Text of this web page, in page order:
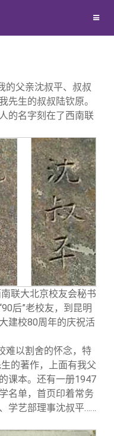
的父亲沈叔平、叔叔
先生的叔叔陆钦原。
的名字刻在了西南联
联大北京校友会秘书
后”老校友，到昆明
建校80周年的庆祝活
难以割舍的怀念，特
的著作，上面有我父
课本。还有一册1947
名单，首页印着常务
学艺部理事沈叔平……